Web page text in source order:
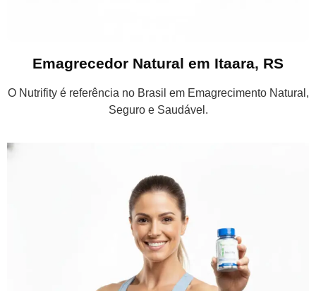
Emagrecedor Natural em Itaara, RS
O Nutrifity é referência no Brasil em Emagrecimento Natural,
Seguro e Saudável.